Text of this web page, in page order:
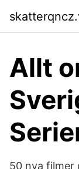
Allt
50 nya filmer